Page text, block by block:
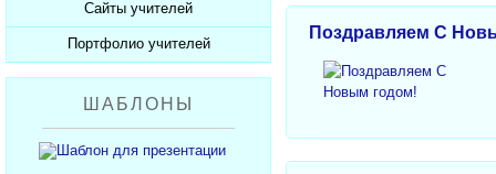
Видеоуроки ЕГЭ и ОГЭ
Сайты учителей
Каталог сайтов
Добавить сайт
Портфолио учителей
Каталог портфолио
Добавить портфолио
ШАБЛОНЫ
Поздравляем С